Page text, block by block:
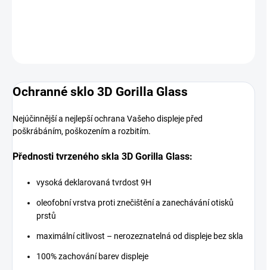
Ochranné sklo 3D Gorilla Glass
Nejúčinnější a nejlepší ochrana Vašeho displeje před
poškrábáním, poškozením a rozbitím.
Přednosti tvrzeného skla 3D Gorilla Glass:
vysoká deklarovaná tvrdost 9H
oleofobní vrstva proti znečištění a zanechávání otisků
prstů
maximální citlivost – nerozeznatelná od displeje bez skla
100% zachování barev displeje